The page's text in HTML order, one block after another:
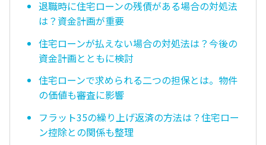
退職時に住宅ローンの残債がある場合の対処法
は？資金計画が重要
住宅ローンが払えない場合の対処法は？今後の
資金計画とともに検討
住宅ローンで求められる二つの担保とは。物件
の価値も審査に影響
フラット35の繰り上げ返済の方法は？住宅ロー
ン控除との関係も整理